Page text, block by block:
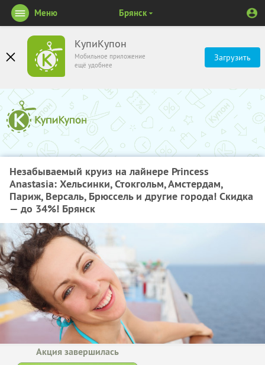
КупиКупон
Мобильное приложение
ещё удобнее
Загрузить
Меню Брянск
Незабываемый круиз на лайнере Princess
Anastasia: Хельсинки, Стокгольм, Амстердам,
Париж, Версаль, Брюссель и другие города! Скидка
— до 34%! Брянск
Акция завершилась